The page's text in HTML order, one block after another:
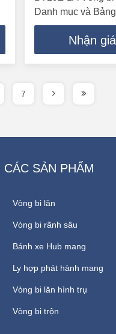
Danh mục và
Nhận
7
CÁC SẢN PHẨM
Vòng bi lăn
Vòng bi rãnh sâu
Bánh xe Hub mang
Ly hợp phát hành mang
Vòng bi lăn hình trụ
Vòng bi trộn